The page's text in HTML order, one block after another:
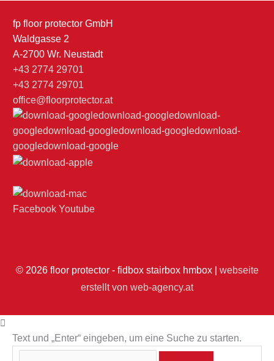
fp floor protector GmbH
Waldgasse 2
A-2700 Wr. Neustadt
+43 2774 29701
+43 2774 29701
office@floorprotector.at
Facebook Youtube
© 2026 floor protector - fidbox stairbox hmbox| webseite
erstellt von web-agency.at
Text und „Enter“ eingeben, um eine Suche zu starten.